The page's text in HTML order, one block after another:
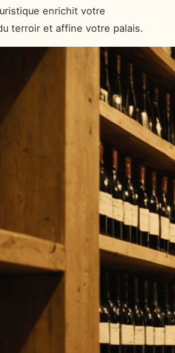
enrichit votre
terroir et affine votre palais.